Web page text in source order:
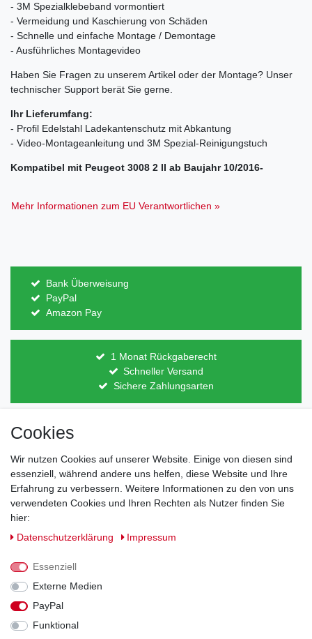
- 3M Spezialklebeband vormontiert
- Vermeidung und Kaschierung von Schäden
- Schnelle und einfache Montage / Demontage
- Ausführliches Montagevideo
Haben Sie Fragen zu unserem Artikel oder der Montage? Unser
technischer Support berät Sie gerne.
Ihr Lieferumfang:
- Profil Edelstahl Ladekantenschutz mit Abkantung
- Video-Montageanleitung und 3M Spezial-Reinigungstuch
Kompatibel mit Peugeot 3008 2 II ab Baujahr 10/2016-
Mehr Informationen zum EU Verantwortlichen »
Bank Überweisung
PayPal
Amazon Pay
1 Monat Rückgaberecht
Schneller Versand
Sichere Zahlungsarten
Direkt vom Hersteller
Lagerware
Barrierefreiheitserklärung
Cookies
Wir nutzen Cookies auf unserer Website. Einige von diesen sind
essenziell, während andere uns helfen, diese Website und Ihre
Erfahrung zu verbessern. Weitere Informationen zu den von uns
verwendeten Cookies und Ihren Rechten als Nutzer finden Sie
hier:
Daten­schutz­erklärung
Impressum
Essenziell
Externe Medien
PayPal
Funktional